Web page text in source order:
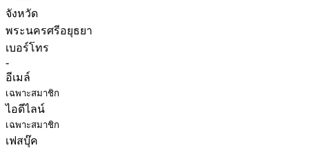
จังหวัด
พระนครศรีอยุธยา
เบอร์โทร
-
อีเมล์
เฉพาะสมาชิก
ไอดีไลน์
เฉพาะสมาชิก
เฟสบุ๊ค